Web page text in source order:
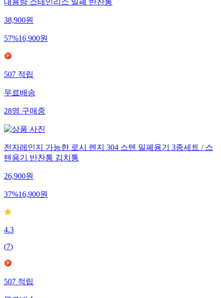
대용량 스테인리스 밀폐 반찬통
38,900원
57%16,900원
507적립
무료배송
28명구매중
전자레인지 가능한 로시 렌지 304 스텐 밀폐용기 3종세트 / 스
텐용기 반찬통 김치통
26,900원
37%16,900원
4.3
(7)
507적립